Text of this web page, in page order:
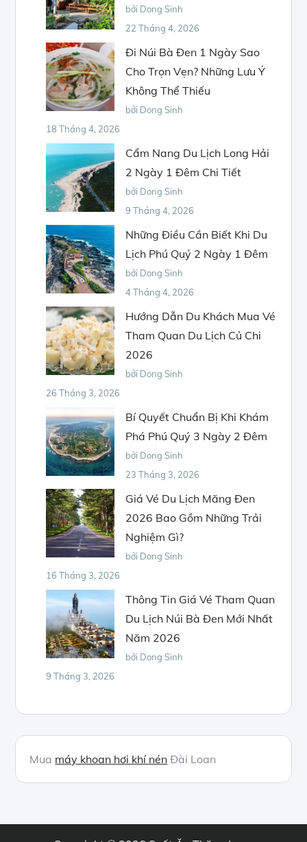
bởi Dong Sinh
22 Tháng 4, 2026
Đi Núi Bà Đen 1 Ngày Sao
Cho Trọn Vẹn? Những Lưu Ý
Không Thể Thiếu
bởi Dong Sinh
18 Tháng 4, 2026
Cẩm Nang Du Lịch Long Hải
2 Ngày 1 Đêm Chi Tiết
bởi Dong Sinh
9 Tháng 4, 2026
Những Điều Cần Biết Khi Du
Lịch Phú Quý 2 Ngày 1 Đêm
bởi Dong Sinh
4 Tháng 4, 2026
Hướng Dẫn Du Khách Mua Vé
Tham Quan Du Lịch Củ Chi
2026
bởi Dong Sinh
26 Tháng 3, 2026
Bí Quyết Chuẩn Bị Khi Khám
Phá Phú Quý 3 Ngày 2 Đêm
bởi Dong Sinh
23 Tháng 3, 2026
Giá Vé Du Lịch Măng Đen
2026 Bao Gồm Những Trải
Nghiệm Gì?
bởi Dong Sinh
16 Tháng 3, 2026
Thông Tin Giá Vé Tham Quan
Du Lịch Núi Bà Đen Mới Nhất
Năm 2026
bởi Dong Sinh
9 Tháng 3, 2026
Mua máy khoan hơi khí nén Đài Loan